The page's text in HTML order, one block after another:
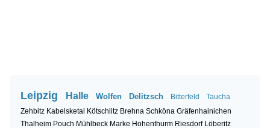
Leipzig Halle Wolfen Delitzsch Bitterfeld
Taucha
Zehbitz Kabelsketal Kötschlitz Brehna Schköna Gräfenhainichen
Thalheim Pouch Mühlbeck Marke Hohenthurm Riesdorf Löberitz